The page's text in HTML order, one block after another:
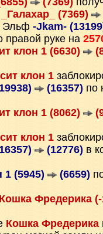
_Галахар_ (7369)
Эльф -Jkam-
правой руке на
клон 1 (6630)
клон 1
(16357) по
клон 1 (8062)
клон 1
(12776) в
1 (5945) (6659)
Кошка Фредерика
Кошка Фредерика